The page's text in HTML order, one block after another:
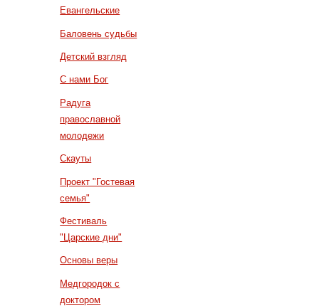
Евангельские
Баловень судьбы
Детский взгляд
С нами Бог
Радуга
православной
молодежи
Скауты
Проект "Гостевая
семья"
Фестиваль
"Царские дни"
Основы веры
Медгородок с
доктором